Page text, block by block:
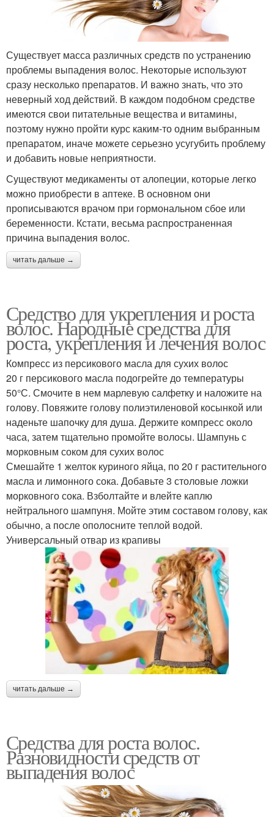
Существует масса различных средств по устранению
проблемы выпадения волос. Некоторые используют
сразу несколько препаратов. И важно знать, что это
неверный ход действий. В каждом подобном средстве
имеются свои питательные вещества и витамины,
поэтому нужно пройти курс каким-то одним выбранным
препаратом, иначе можете серьезно усугубить проблему
и добавить новые неприятности.
Существуют медикаменты от алопеции, которые легко
можно приобрести в аптеке. В основном они
прописываются врачом при гормональном сбое или
беременности. Кстати, весьма распространенная
причина выпадения волос.
читать дальше →
Средство для укрепления и роста
волос. Народные средства для
роста, укрепления и лечения волос
Компресс из персикового масла для сухих волос
20 г персикового масла подогрейте до температуры
50°С. Смочите в нем марлевую салфетку и наложите на
голову. Повяжите голову полиэтиленовой косынкой или
наденьте шапочку для душа. Держите компресс около
часа, затем тщательно промойте волосы. Шампунь с
морковным соком для сухих волос
Смешайте 1 желток куриного яйца, по 20 г растительного
масла и лимонного сока. Добавьте 3 столовые ложки
морковного сока. Взболтайте и влейте каплю
нейтрального шампуня. Мойте этим составом голову, как
обычно, а после ополосните теплой водой.
Универсальный отвар из крапивы
читать дальше →
Средства для роста волос.
Разновидности средств от
выпадения волос